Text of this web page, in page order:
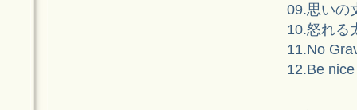
09.思いの
10.怒れる
11.No
12.Be